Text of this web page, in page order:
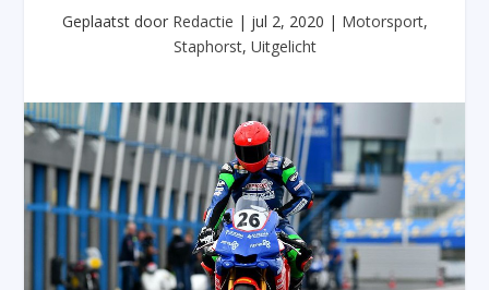
Geplaatst door Redactie | jul 2, 2020 | Motorsport,
Staphorst, Uitgelicht